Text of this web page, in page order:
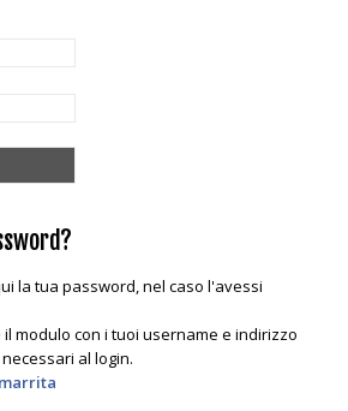
la tua password, nel caso l'avessi
modulo con i tuoi username e indirizzo
al login.